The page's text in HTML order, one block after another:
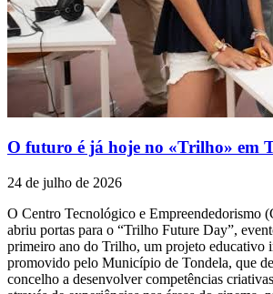
O futuro é já hoje no «Trilho» em
24 de julho de 2026
O Centro Tecnológico e Empreendedorismo
abriu portas para o “Trilho Future Day”,
primeiro ano do Trilho, um projeto educativo
promovido pelo Município de Tondela, que
concelho a desenvolver competências